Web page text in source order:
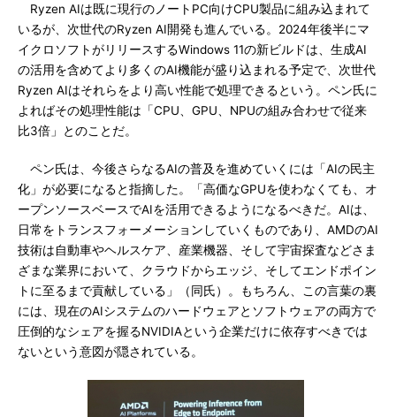
Ryzen AIは既に現行のノートPC向けCPU製品に組み込まれて
いるが、次世代のRyzen AI開発も進んでいる。2024年後半にマ
イクロソフトがリリースするWindows 11の新ビルドは、生成AI
の活用を含めてより多くのAI機能が盛り込まれる予定で、次世代
Ryzen AIはそれらをより高い性能で処理できるという。ペン氏に
よればその処理性能は「CPU、GPU、NPUの組み合わせで従来
比3倍」とのことだ。
ペン氏は、今後さらなるAIの普及を進めていくには「AIの民主
化」が必要になると指摘した。「高価なGPUを使わなくても、オ
ープンソースベースでAIを活用できるようになるべきだ。AIは、
日常をトランスフォーメーションしていくものであり、AMDのAI
技術は自動車やヘルスケア、産業機器、そして宇宙探査などさま
ざまな業界において、クラウドからエッジ、そしてエンドポイン
トに至るまで貢献している」（同氏）。もちろん、この言葉の裏
には、現在のAIシステムのハードウェアとソフトウェアの両方で
圧倒的なシェアを握るNVIDIAという企業だけに依存すべきでは
ないという意図が隠されている。